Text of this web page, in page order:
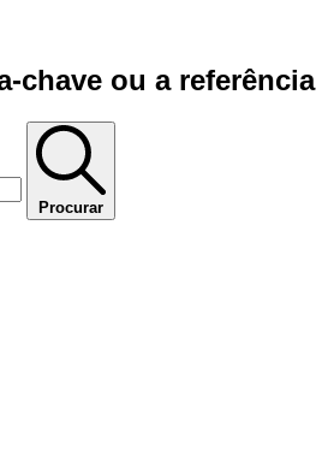
chave ou a referência
Procurar